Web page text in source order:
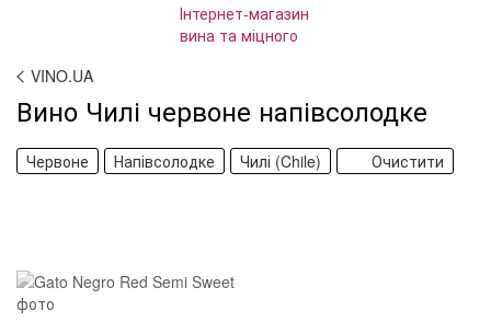
VINO.UA
Вино Чилі червоне напівсолодке
Червоне Напівсолодке Чилі (Chile) Очистити